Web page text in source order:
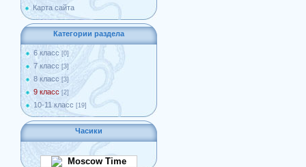
Карта сайта
Категории раздела
6 класс [0]
7 класс [3]
8 класс [3]
9 класс [2]
10-11 класс [19]
Часики
Moscow Time